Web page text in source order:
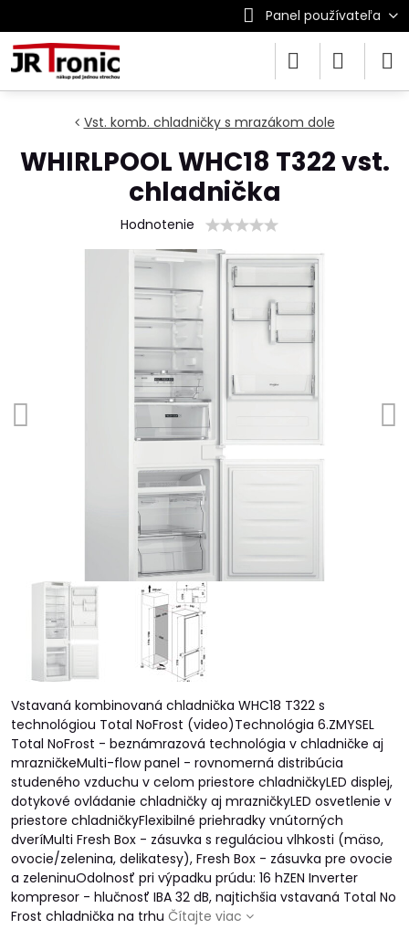
Panel používateľa
Vst. komb. chladničky s mrazákom dole
WHIRLPOOL WHC18 T322 vst.
chladnička
Hodnotenie
Vstavaná kombinovaná chladnička WHC18 T322 s
technológiou Total NoFrost (video)Technológia 6.ZMYSEL
Total NoFrost - beznámrazová technológia v chladničke aj
mrazničkeMulti-flow panel - rovnomerná distribúcia
studeného vzduchu v celom priestore chladničkyLED displej,
dotykové ovládanie chladničky aj mrazničkyLED osvetlenie v
priestore chladničkyFlexibilné priehradky vnútorných
dveríMulti Fresh Box - zásuvka s reguláciou vlhkosti (mäso,
ovocie/zelenina, delikatesy), Fresh Box - zásuvka pre ovocie
a zeleninuOdolnosť pri výpadku prúdu: 16 hZEN Inverter
kompresor - hlučnosť IBA 32 dB, najtichšia vstavaná Total No
Frost chladnička na trhu Čítajte viac